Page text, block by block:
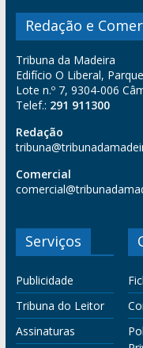
Redação e
Tribuna da Madeira
Edifício O Liberal,
Lote n.º 7, 9304-006
Telef.: 291 911300
Redação
Comercial
Serviços
Publicidade
Tribuna do Leitor
Assinaturas